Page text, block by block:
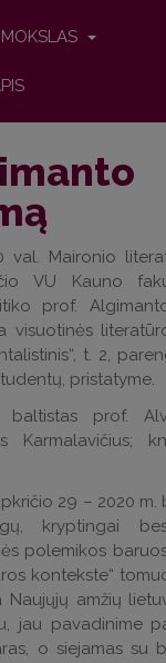
MOKSLAS
val. Maironio
VU Kauno
prof.
visuotinės
t. 2,
pristatyme.
baltistas prof.
Karmalavičius;
29 – 2020
kryptingai
polemikos
kontekste“
Naujųjų amžių
jau pavadinime
o siejamas su